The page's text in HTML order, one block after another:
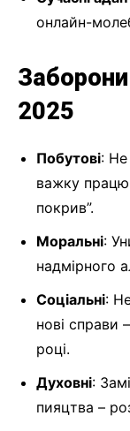
онлайн-
2025
Побутові: Не
важку працю
покрив”.
Моральні:
надмірного
Соціальні:
нові справи
році.
Духовні:
пияцтва –